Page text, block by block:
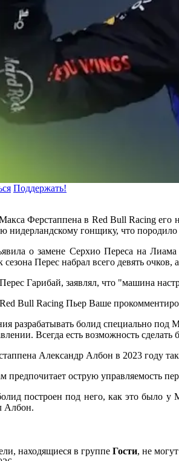
Поддержать!
Ферстаппена в Red Bull Racing
нидерландскому гонщику, что
о замене Серхио Переса на
Перес набрал всего девять
Гарибай, заявлял, что "машина
Bull Racing Пьер Ваше
разрабатывать болид специально
Всегда есть возможность
Александр Албон в 2023 году
предпочитает острую управляемость
построен под него, как это было
Албон.
находящиеся в группе Гости, не